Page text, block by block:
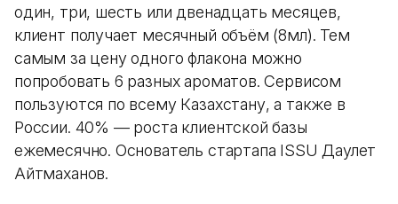
один, три, шесть или двенадцать месяцев,
клиент получает месячный объём (8мл). Тем
самым за цену одного флакона можно
попробовать 6 разных ароматов. Сервисом
пользуются по всему Казахстану, а также в
России. 40% — роста клиентской базы
ежемесячно. Основатель стартапа ISSU Даулет
Айтмаханов.